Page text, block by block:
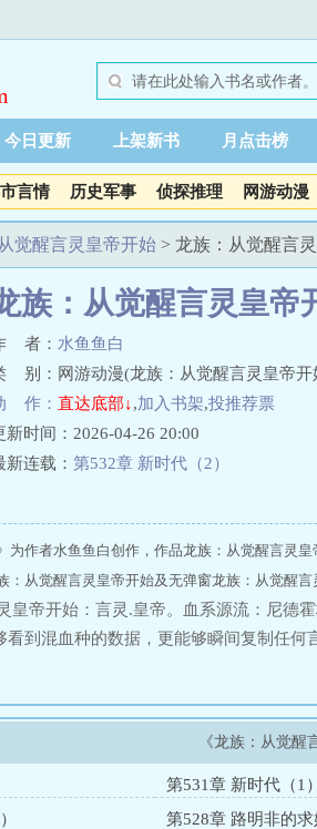
今日更新 上架新书 月点击榜
言情 历史军事 侦探推理 网游动漫
觉醒言灵皇帝开始 > 龙族：从觉醒言
族：从觉醒言灵皇帝
者： 水鱼鱼白
别：网游动漫(龙族：从觉醒言灵皇帝开
作： 直达底部↓,加入书架,投推荐票
新时间：2026-04-26 20:00
新连载： 第532章 新时代（2）
为作者水鱼鱼白创作，作品龙族：从觉醒言灵
：从觉醒言灵皇帝开始及无弹窗龙族：从觉醒言
皇帝开始：言灵.皇帝。血系源流：尼德
看到混血种的数据，更能够瞬间复制任何
经浑身高危言灵。、、
《龙族：从觉
第531章 新时代（1）
第528章 路明非的求